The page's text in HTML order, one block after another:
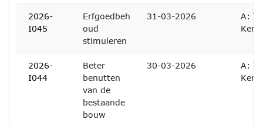
2026-
I045
Erfgoedbeh
oud
stimuleren
31-03-2026
A:
2026-
I044
Beter
benutten
van de
bestaande
bouw
30-03-2026
A: